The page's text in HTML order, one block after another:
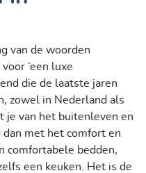
van de woorden
voor ‘een luxe
die de laatste jaren
zowel in Nederland als
je van het buitenleven en
dan met het comfort en
comfortabele bedden,
een keuken. Het is de